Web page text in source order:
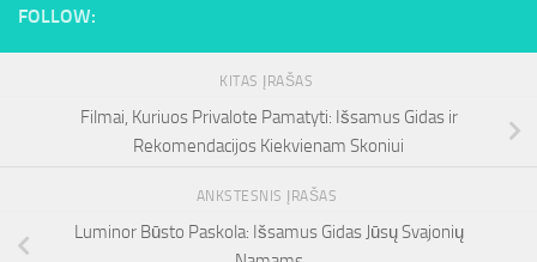
FOLLOW:
KITAS ĮRAŠAS
Filmai, Kuriuos Privalote Pamatyti: Išsamus Gidas ir
Rekomendacijos Kiekvienam Skoniui
ANKSTESNIS ĮRAŠAS
Luminor Būsto Paskola: Išsamus Gidas Jūsų Svajonių